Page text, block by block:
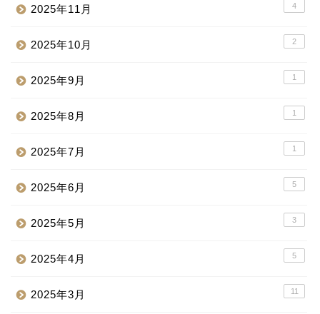
2025年11月 4
2025年10月 2
2025年9月 1
2025年8月 1
2025年7月 1
2025年6月 5
2025年5月 3
2025年4月 5
2025年3月 11